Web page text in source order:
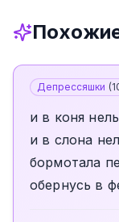
Депрессяшки (
и в коня
и в слона
бормотала
обернусь в